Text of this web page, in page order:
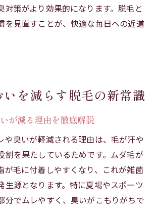
対策がより効果的になります。脱毛と
を見直すことが、快適な毎日への近道
いを減らす脱毛の新常識
が減る理由を徹底解説
や臭いが軽減される理由は、毛が汗や
割を果たしているためです。ムダ毛が
が毛に付着しやすくなり、これが雑菌
生源となります。特に夏場やスポーツ
分でムレやすく、臭いがこもりがちで